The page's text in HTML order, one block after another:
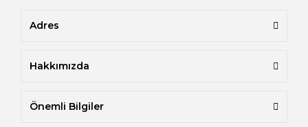
Adres
Hakkımızda
Önemli Bilgiler